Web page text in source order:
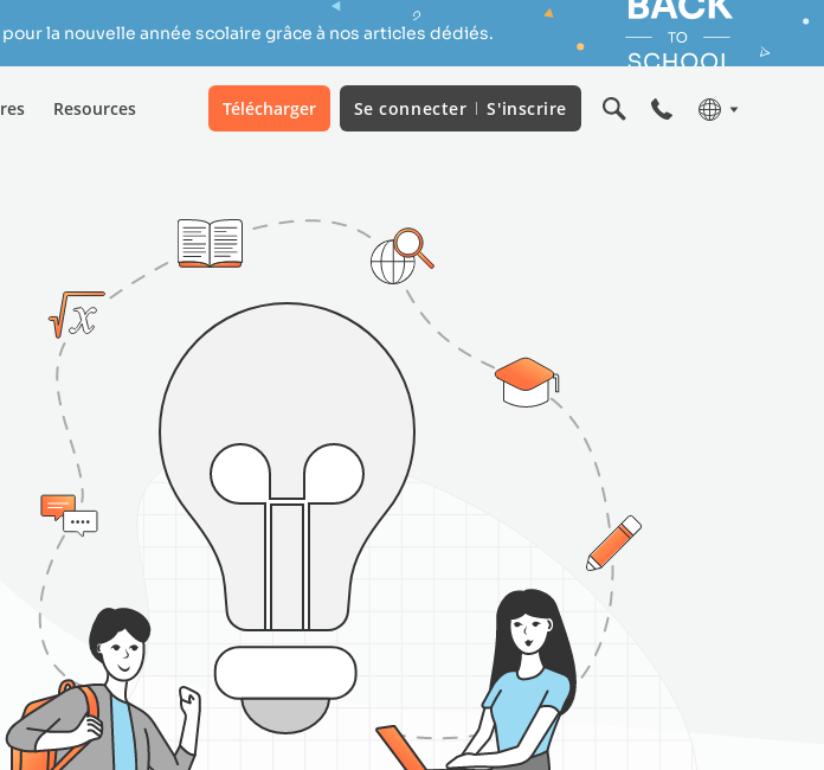
la nouvelle année scolaire grâce à nos articles dédiés.
Resources Télécharger Se connecter S'inscrire